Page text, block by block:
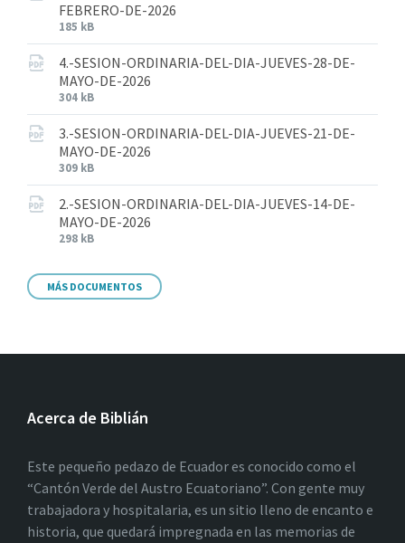
FEBRERO-DE-2026
185 kB
4.-SESION-ORDINARIA-DEL-DIA-JUEVES-28-DE-
MAYO-DE-2026
304 kB
3.-SESION-ORDINARIA-DEL-DIA-JUEVES-21-DE-
MAYO-DE-2026
309 kB
2.-SESION-ORDINARIA-DEL-DIA-JUEVES-14-DE-
MAYO-DE-2026
298 kB
MÁS DOCUMENTOS
Acerca de Biblián
Este pequeño pedazo de Ecuador es conocido como el
“Cantón Verde del Austro Ecuatoriano”. Con gente muy
trabajadora y hospitalaria, es un sitio lleno de encanto e
historia, que quedará impregnada en las memorias de